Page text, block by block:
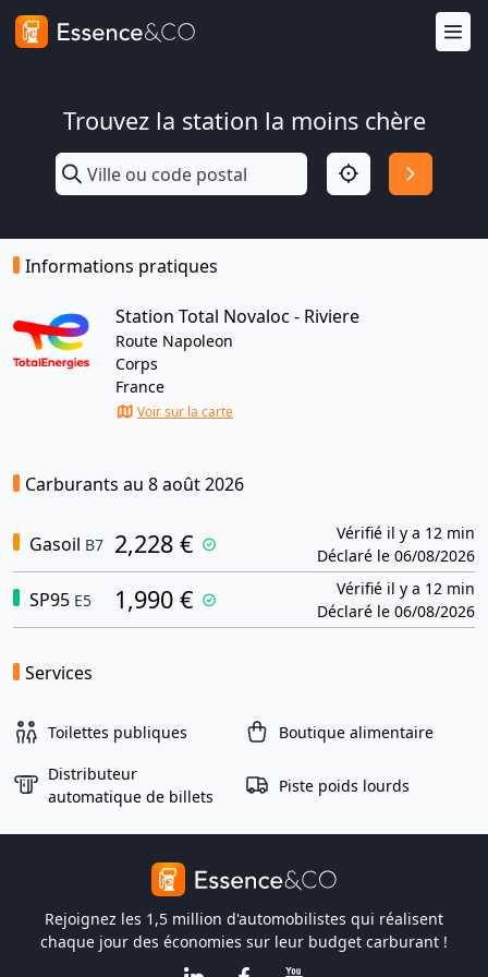
Trouvez la station la moins chère
Informations pratiques
Station Total Novaloc - Riviere
Route Napoleon
Corps
France
Voir sur la carte
Carburants au 8 août 2026
Gasoil B7 2,228 €
Vérifié il y a 12 min
Déclaré le 06/08/2026
SP95 E5 1,990 €
Vérifié il y a 12 min
Déclaré le 06/08/2026
Services
Toilettes publiques Boutique alimentaire
Distributeur
automatique de billets
Piste poids lourds
Rejoignez les 1,5 million d'automobilistes qui réalisent
chaque jour des économies sur leur budget carburant !